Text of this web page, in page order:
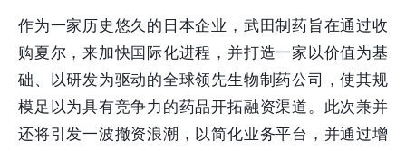
作为一家历史悠久的日本企业，武田制药旨在通过收
购夏尔，来加快国际化进程，并打造一家以价值为基
础、以研发为驱动的全球领先生物制药公司，使其规
模足以为具有竞争力的药品开拓融资渠道。此次兼并
还将引发一波撤资浪潮，以简化业务平台，并通过增